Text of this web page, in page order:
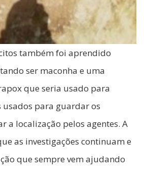
também foi aprendido
ser maconha e uma
que seria usado para
para guardar os
a localização pelos agentes. A
as investigações continuam e
que sempre vem ajudando